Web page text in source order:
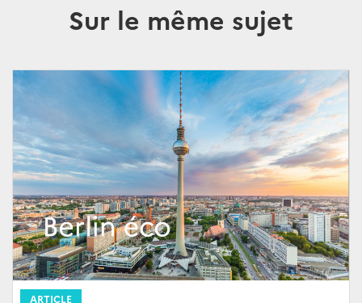
Sur le même sujet
ARTICLE